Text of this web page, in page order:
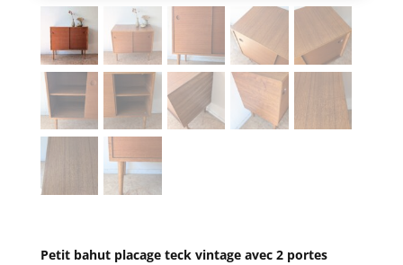
Petit bahut placage teck vintage avec 2 portes